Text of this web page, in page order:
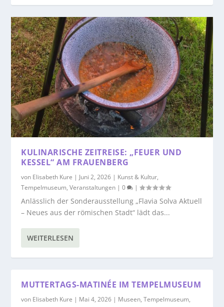
KULINARISCHE ZEITREISE: „FEUER UND
KESSEL“ AM FRAUENBERG
von Elisabeth Kure | Juni 2, 2026 | Kunst & Kultur,
Tempelmuseum,Veranstaltungen |0 |
Anlässlich der Sonderausstellung „Flavia Solva Aktuell
– Neues aus der römischen Stadt“ lädt das...
WEITERLESEN
MUTTERTAGS-MATINÉE IM TEMPELMUSEUM
von Elisabeth Kure | Mai 4, 2026 | Museen,Tempelmuseum,